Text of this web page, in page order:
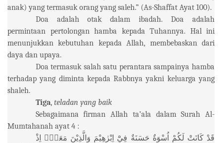
anak) yang termasuk orang yang saleh.” (As-Shaffat Ayat 100).
Doa adalah otak dalam ibadah. Doa adalah
permintaan pertolongan hamba kepada Tuhannya. Hal ini
menunjukkan kebutuhan kepada Allah, membebaskan dari
daya dan upaya.
Doa termasuk salah satu perantara sampainya hamba
terhadap yang diminta kepada Rabbnya yakni keluarga yang
shaleh.
Tiga, teladan yang baik
Sebagaimana firman Allah ta’ala dalam Surah Al-
Mumtahanah ayat 4 :
قَدْ كَانَتْ لَكُمْ اُسْوَةٌ حَسَنَةٌ فِيْٓ اِبْرٰهِيْمَ وَالَّذِيْنَ مَعَهٗۚ اِذْ